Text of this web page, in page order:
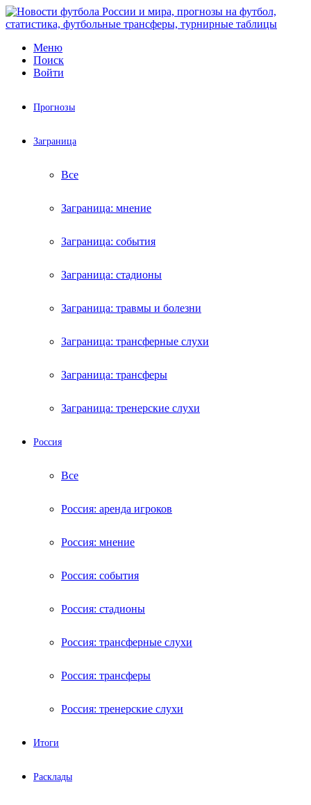
Меню
Поиск
Войти
Прогнозы
Заграница
Все
Заграница: мнение
Заграница: события
Заграница: стадионы
Заграница: травмы и болезни
Заграница: трансферные слухи
Заграница: трансферы
Заграница: тренерские слухи
Россия
Все
Россия: аренда игроков
Россия: мнение
Россия: события
Россия: стадионы
Россия: трансферные слухи
Россия: трансферы
Россия: тренерские слухи
Итоги
Расклады